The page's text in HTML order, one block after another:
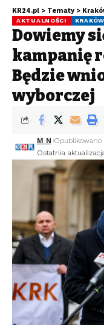
KR24.pl > Tematy >
AKTUALNOŚCI KRAKÓW
Dowiemy
kampanię
Będzie
wyborczej
Ostatnia
M N